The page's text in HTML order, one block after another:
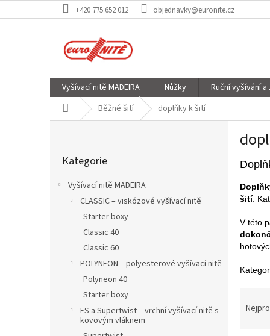
na
+420 775 652 012 objednavky@euronite.cz
Vyšívací nitě MADEIRA Nůžky Ruční vyšívání
Domů Běžné šití doplňky k šití
kategorie
Kategorie
Vyšívací nitě MADEIRA
CLASSIC – viskózové vyšívací nitě
Starter boxy
Classic 40
Classic 60
POLYNEON – polyesterové vyšívací nitě
Polyneon 40
Starter boxy
FS a Supertwist – vrchní vyšívací nitě s
kovovým vláknem
šití.
V této